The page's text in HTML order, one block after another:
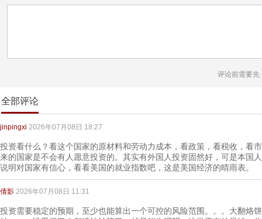
评论前需要先
全部评论
jinpingxi 2026年07月08日 18:27
投资看什么？看这个国家的原材料和劳动力成本，看政策，看税收，看
来的国家是不会有人愿意投资的。其实有外国人投资固然好，可是本国
说明对国家有信心，看看美国的就业指数吧，这是美国经济的晴雨表。
倩影 2026年07月08日 11:31
投资需要稳定的预期，至少也能算出一个可控的风险范围。。。大翻烙